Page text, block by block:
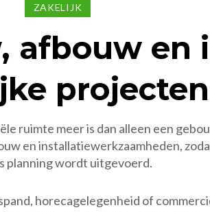
ZAKELIJK
afbouw en
projecten
ruimte meer is dan alleen een
en installatiewerkzaamheden,
planning wordt uitgevoerd.
horecagelegenheid of